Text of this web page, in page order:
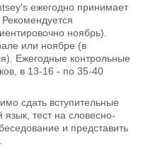
ежегодно принимает
ноябрь).
или ноябре (в
Ежегодные контрольные
в 13-16 - по 35-40
сдать вступительные
тест на словесно-
и представить